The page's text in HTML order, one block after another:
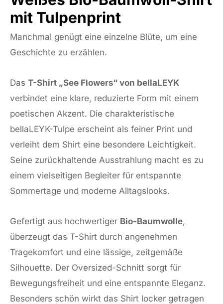
mit Tulpenprint
Manchmal genügt eine einzelne Blüte, um eine
Geschichte zu erzählen.
Das T-Shirt „See Flowers“ von bellaLEYK
verbindet eine klare, reduzierte Form mit einem
poetischen Akzent. Die charakteristische
bellaLEYK-Tulpe erscheint als feiner Print und
verleiht dem Shirt eine besondere Leichtigkeit.
Seine zurückhaltende Ausstrahlung macht es zu
einem vielseitigen Begleiter für entspannte
Sommertage und moderne Alltagslooks.
Gefertigt aus hochwertiger Bio-Baumwolle,
überzeugt das T-Shirt durch angenehmen
Tragekomfort und eine lässige, zeitgemäße
Silhouette. Der Oversized-Schnitt sorgt für
Bewegungsfreiheit und eine entspannte Eleganz.
Besonders schön wirkt das Shirt locker getragen